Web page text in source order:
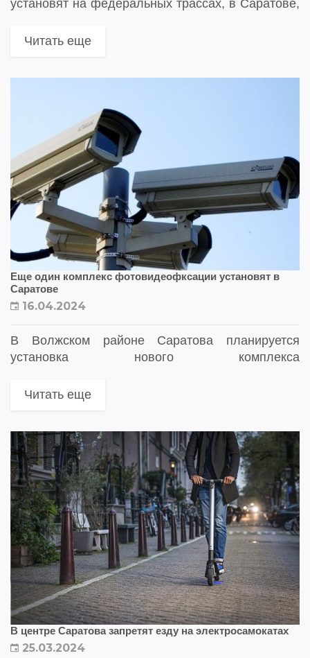
установят на федеральных трассах, в Саратове,
населенных пунктах области
Читать еще
Еще один комплекс фотовидеофксации установят в
Саратове
16.04.2024
В Волжском районе Саратова планируется
установка нового комплекса
Читать еще
В центре Саратова запретят езду на электросамокатах
25.03.2024